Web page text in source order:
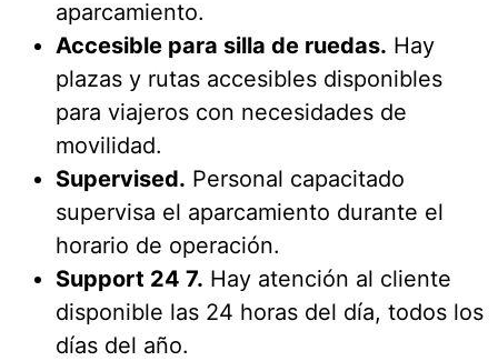
aparcamiento.
Accesible para silla de ruedas. Hay
plazas y rutas accesibles disponibles
para viajeros con necesidades de
movilidad.
Supervised. Personal capacitado
supervisa el aparcamiento durante el
horario de operación.
Support 24 7. Hay atención al cliente
disponible las 24 horas del día, todos los
días del año.